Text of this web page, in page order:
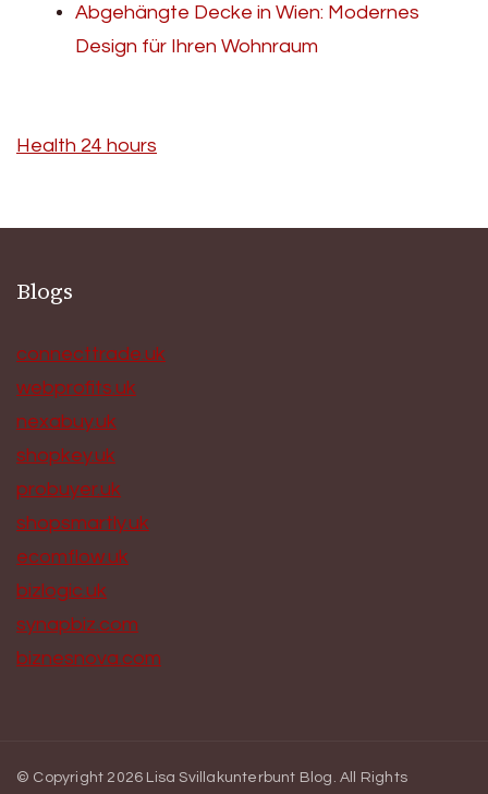
Abgehängte Decke in Wien: Modernes
Design für Ihren Wohnraum
Health 24 hours
Blogs
connecttrade.uk
webprofits.uk
nexabuy.uk
shopkey.uk
probuyer.uk
shopsmartly.uk
ecomflow.uk
bizlogic.uk
synapbiz.com
biznesnova.com
© Copyright 2026 Lisa Svillakunterbunt Blog . All Rights